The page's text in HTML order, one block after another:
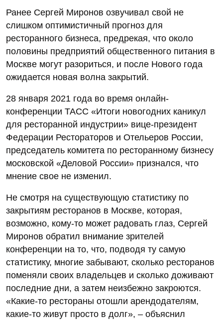
Ранее Сергей Миронов озвучивал свой не
слишком оптимистичный прогноз для
ресторанного бизнеса, предрекая, что около
половины предприятий общественного питания в
Москве могут разориться, и после Нового года
ожидается новая волна закрытий.
28 января 2021 года во время онлайн-
конференции ТАСС «Итоги новогодних каникул
для ресторанной индустрии» вице-президент
Федерации Рестораторов и Отельеров России,
председатель комитета по ресторанному бизнесу
московской «Деловой России» признался, что
мнение свое не изменил.
Не смотря на существующую статистику по
закрытиям ресторанов в Москве, которая,
возможно, кому-то может радовать глаз, Сергей
Миронов обратил внимание зрителей
конференции на то, что, подводя ту самую
статистику, многие забывают, сколько ресторанов
поменяли своих владельцев и сколько доживают
последние дни, а затем неизбежно закроются.
«Какие-то рестораны отошли арендодателям,
какие-то живут просто в долг», – объяснил